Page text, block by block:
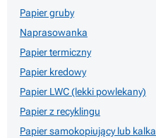
Papier gruby
Naprasowanka
Papier termiczny
Papier kredowy
Papier LWC (lekki powlekany)
Papier z recyklingu
Papier samokopiujący lub kalka